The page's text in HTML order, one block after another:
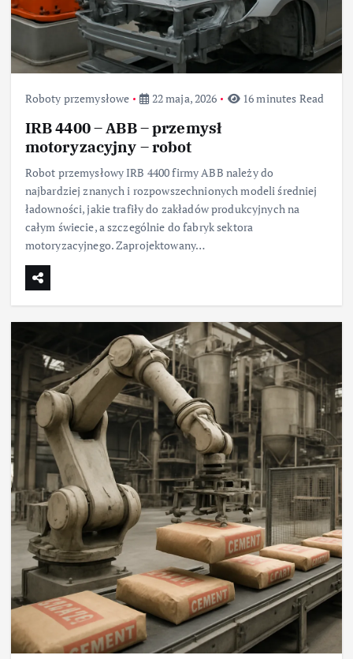
Roboty przemysłowe 22 maja, 2026 16 minutes Read
IRB 4400 – ABB – przemysł
motoryzacyjny – robot
Robot przemysłowy IRB 4400 firmy ABB należy do
najbardziej znanych i rozpowszechnionych modeli średniej
ładowności, jakie trafiły do zakładów produkcyjnych na
całym świecie, a szczególnie do fabryk sektora
motoryzacyjnego. Zaprojektowany…